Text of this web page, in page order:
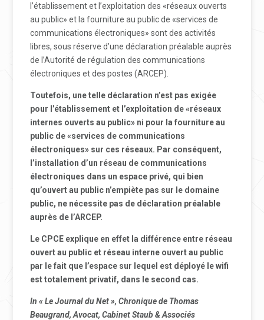
l’établissement et l’exploitation des «réseaux ouverts
au public» et la fourniture au public de «services de
communications électroniques» sont des activités
libres, sous réserve d’une déclaration préalable auprès
de l’Autorité de régulation des communications
électroniques et des postes (ARCEP).
Toutefois, une telle déclaration n’est pas exigée
pour l’établissement et l’exploitation de «réseaux
internes ouverts au public» ni pour la fourniture au
public de «services de communications
électroniques» sur ces réseaux. Par conséquent,
l’installation d’un réseau de communications
électroniques dans un espace privé, qui bien
qu’ouvert au public n’empiète pas sur le domaine
public, ne nécessite pas de déclaration préalable
auprès de l’ARCEP.
Le CPCE explique en effet la différence entre réseau
ouvert au public et réseau interne ouvert au public
par le fait que l’espace sur lequel est déployé le wifi
est totalement privatif, dans le second cas.
In « Le Journal du Net », Chronique de Thomas
Beaugrand, Avocat, Cabinet Staub & Associés